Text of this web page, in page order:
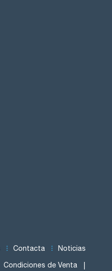
Contacta Noticias
Condiciones de Venta